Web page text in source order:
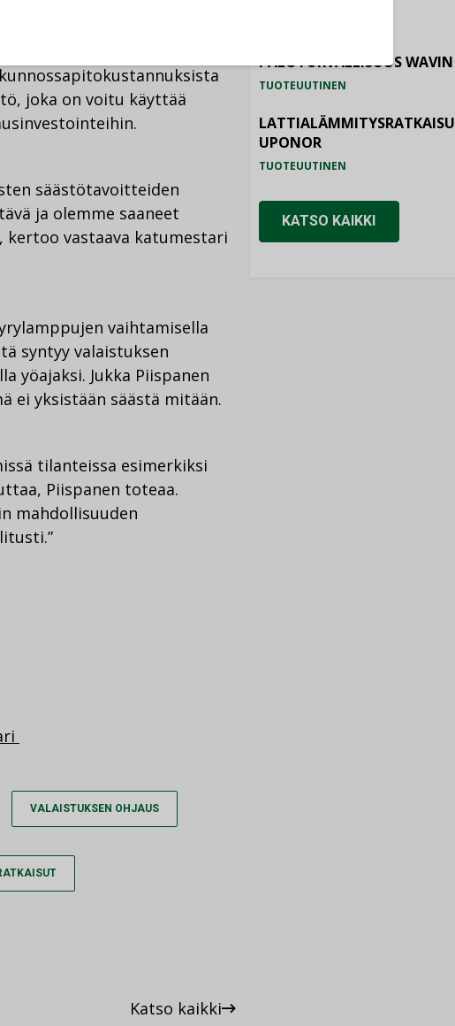
säästöjä vuosittain
joka on voitu käyttää
säästötavoitteiden
ja olemme saaneet
kertoo vastaava katumestari
vaihtamisella
syntyy valaistuksen
yöajaksi. Jukka Piispanen
ei yksistään säästä mitään.
tilanteissa esimerkiksi
Piispanen toteaa.
mahdollisuuden
VALAISTUKSEN OHJAUS
Katso kaikki
PALOTURVALLISUUS WAVIN
TUOTEUUTINEN
LATTIALÄMMITYSRATKAISU
UPONOR
TUOTEUUTINEN
KATSO KAIKKI